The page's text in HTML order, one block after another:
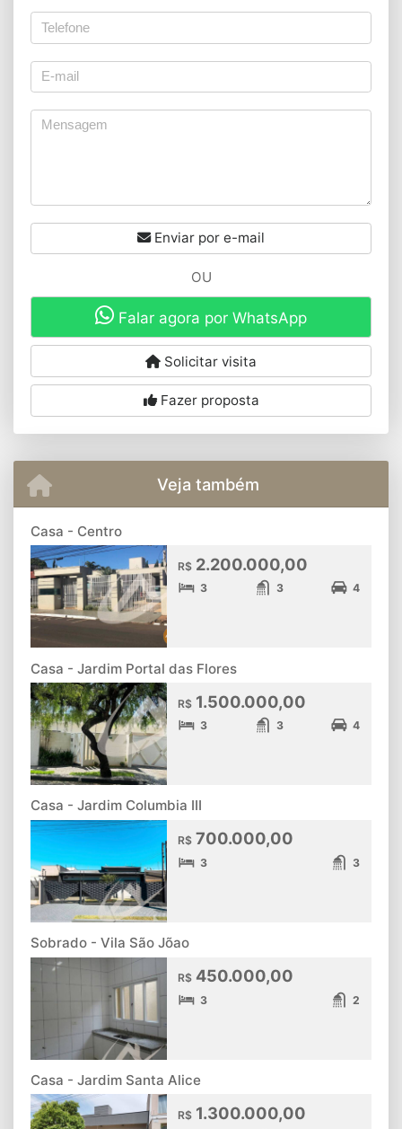
Enviar por e-mail
OU
Falar agora por WhatsApp
Solicitar visita
Fazer proposta
Veja também
Casa - Centro
R$ 2.200.000,00
3 3 4
Casa - Jardim Portal das Flores
R$ 1.500.000,00
3 3 4
Casa - Jardim Columbia III
R$ 700.000,00
3 3
Sobrado - Vila São Jõao
R$ 450.000,00
3 2
Casa - Jardim Santa Alice
R$ 1.300.000,00